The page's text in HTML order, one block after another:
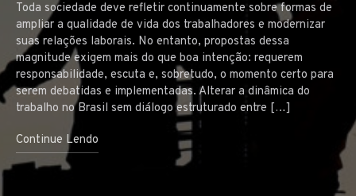
Toda sociedade deve refletir continuamente sobre formas de
ampliar a qualidade de vida dos trabalhadores e modernizar
suas relações laborais. No entanto, propostas dessa
magnitude exigem mais do que boa intenção: requerem
responsabilidade, escuta e, sobretudo, o momento certo para
serem debatidas e implementadas. Alterar a dinâmica do
trabalho no Brasil sem diálogo estruturado entre […]
Continue Lendo